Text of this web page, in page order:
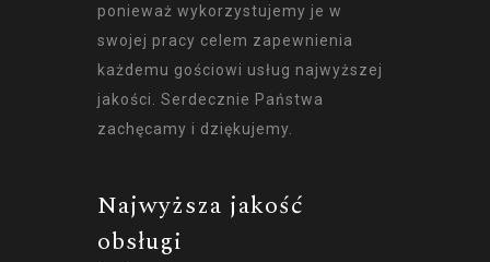
ponieważ wykorzystujemy je w
swojej pracy celem zapewnienia
każdemu gościowi usług najwyższej
jakości. Serdecznie Państwa
zachęcamy i dziękujemy.
Najwyższa jakość
obsługi